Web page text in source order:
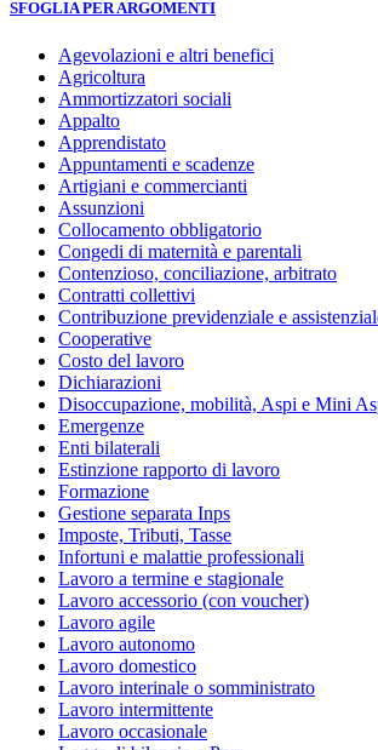
SFOGLIA PER ARGOMENTI
Agevolazioni e altri benefici
Agricoltura
Ammortizzatori sociali
Appalto
Apprendistato
Appuntamenti e scadenze
Artigiani e commercianti
Assunzioni
Collocamento obbligatorio
Congedi di maternità e parentali
Contenzioso, conciliazione, arbitrato
Contratti collettivi
Contribuzione previdenziale e
Cooperative
Costo del lavoro
Dichiarazioni
Disoccupazione, mobilità, Aspi e Mini
Emergenze
Enti bilaterali
Estinzione rapporto di lavoro
Formazione
Gestione separata Inps
Imposte, Tributi, Tasse
Infortuni e malattie professionali
Lavoro a termine e stagionale
Lavoro accessorio (con voucher)
Lavoro agile
Lavoro autonomo
Lavoro domestico
Lavoro interinale o somministrato
Lavoro intermittente
Lavoro occasionale